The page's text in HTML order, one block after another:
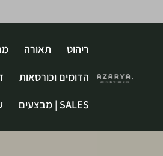
ריהוט תאורה
הדומים וכורסאות
SALES | מבצעים